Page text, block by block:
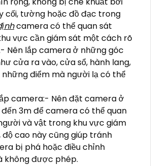
cối, tường hoặc đồ đạc trong
camera có thể quan sát
vực cần giám sát một cách rõ
Nên lắp camera ở những góc
cửa ra vào, cửa sổ, hành lang,
điểm mà người lạ có thể
camera:- Nên đặt camera ở
3m để camera có thể quan
và vật trong khu vực giám
cao này cũng giúp tránh
bị phá hoặc điều chỉnh
không được phép.